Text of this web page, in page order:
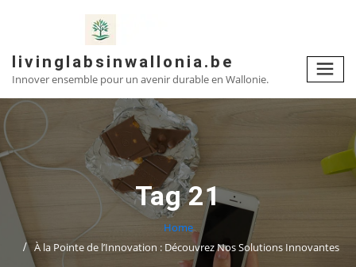
livinglabsinwallonia.be
Innover ensemble pour un avenir durable en Wallonie.
Tag 21
Home
À la Pointe de l’Innovation : Découvrez Nos Solutions Innovantes